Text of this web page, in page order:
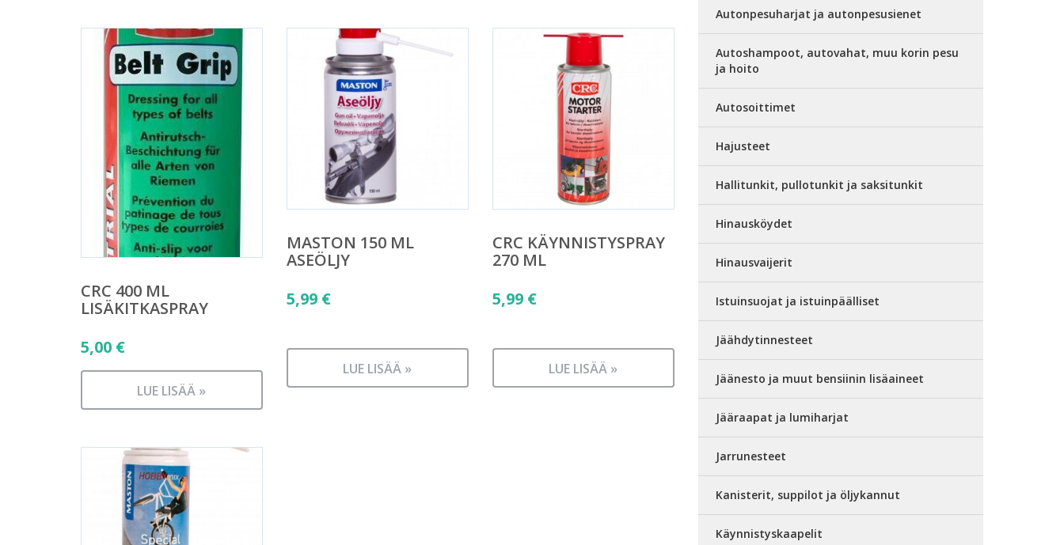
CRC 400 ML
LISÄKITKASPRAY
5,00 €
LUE LISÄÄ »
MASTON 150 ML
ASEÖLJY
5,99 €
LUE LISÄÄ »
CRC KÄYNNISTYSPRAY
270 ML
5,99 €
LUE LISÄÄ »
Autonpesuharjat ja autonpesusienet
Autoshampoot, autovahat, muu korin pesu
ja hoito
Autosoittimet
Hajusteet
Hallitunkit, pullotunkit ja saksitunkit
Hinausköydet
Hinausvaijerit
Istuinsuojat ja istuinpäälliset
Jäähdytinnesteet
Jäänesto ja muut bensiinin lisäaineet
Jääraapat ja lumiharjat
Jarrunesteet
Kanisterit, suppilot ja öljykannut
Käynnistyskaapelit